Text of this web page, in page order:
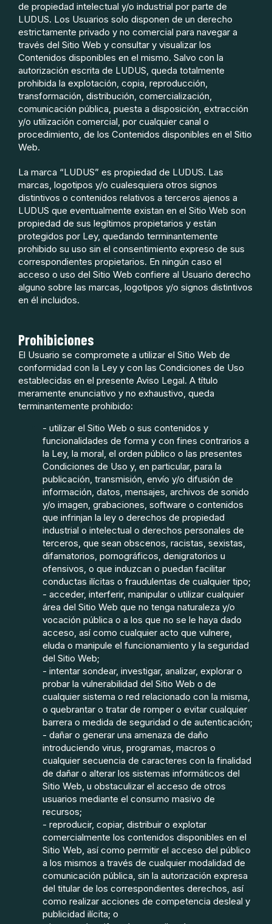
de propiedad intelectual y/o industrial por parte de
LUDUS. Los Usuarios solo disponen de un derecho
estrictamente privado y no comercial para navegar a
través del Sitio Web y consultar y visualizar los
Contenidos disponibles en el mismo. Salvo con la
autorización escrita de LUDUS, queda totalmente
prohibida la explotación, copia, reproducción,
transformación, distribución, comercialización,
comunicación pública, puesta a disposición, extracción
y/o utilización comercial, por cualquier canal o
procedimiento, de los Contenidos disponibles en el Sitio
Web.
La marca “LUDUS” es propiedad de LUDUS. Las
marcas, logotipos y/o cualesquiera otros signos
distintivos o contenidos relativos a terceros ajenos a
LUDUS que eventualmente existan en el Sitio Web son
propiedad de sus legítimos propietarios y están
protegidos por Ley, quedando terminantemente
prohibido su uso sin el consentimiento expreso de sus
correspondientes propietarios. En ningún caso el
acceso o uso del Sitio Web confiere al Usuario derecho
alguno sobre las marcas, logotipos y/o signos distintivos
en él incluidos.
Prohibiciones
El Usuario se compromete a utilizar el Sitio Web de
conformidad con la Ley y con las Condiciones de Uso
establecidas en el presente Aviso Legal. A título
meramente enunciativo y no exhaustivo, queda
terminantemente prohibido:
- utilizar el Sitio Web o sus contenidos y
funcionalidades de forma y con fines contrarios a
la Ley, la moral, el orden público o las presentes
Condiciones de Uso y, en particular, para la
publicación, transmisión, envío y/o difusión de
información, datos, mensajes, archivos de sonido
y/o imagen, grabaciones, software o contenidos
que infrinjan la ley o derechos de propiedad
industrial o intelectual o derechos personales de
terceros, que sean obscenos, racistas, sexistas,
difamatorios, pornográficos, denigratorios u
ofensivos, o que induzcan o puedan facilitar
conductas ilícitas o fraudulentas de cualquier tipo;
- acceder, interferir, manipular o utilizar cualquier
área del Sitio Web que no tenga naturaleza y/o
vocación pública o a los que no se le haya dado
acceso, así como cualquier acto que vulnere,
eluda o manipule el funcionamiento y la seguridad
del Sitio Web;
- intentar sondear, investigar, analizar, explorar o
probar la vulnerabilidad del Sitio Web o de
cualquier sistema o red relacionado con la misma,
o quebrantar o tratar de romper o evitar cualquier
barrera o medida de seguridad o de autenticación;
- dañar o generar una amenaza de daño
introduciendo virus, programas, macros o
cualquier secuencia de caracteres con la finalidad
de dañar o alterar los sistemas informáticos del
Sitio Web, u obstaculizar el acceso de otros
usuarios mediante el consumo masivo de
recursos;
- reproducir, copiar, distribuir o explotar
comercialmente los contenidos disponibles en el
Sitio Web, así como permitir el acceso del público
a los mismos a través de cualquier modalidad de
comunicación pública, sin la autorización expresa
del titular de los correspondientes derechos, así
como realizar acciones de competencia desleal y
publicidad ilícita; o